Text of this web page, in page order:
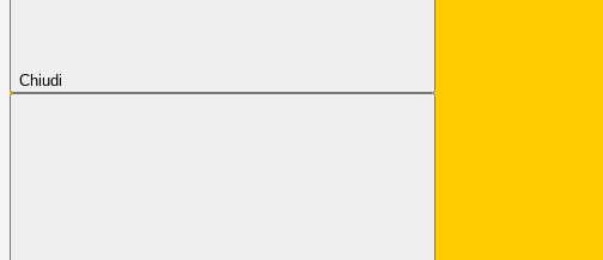
Chiudi